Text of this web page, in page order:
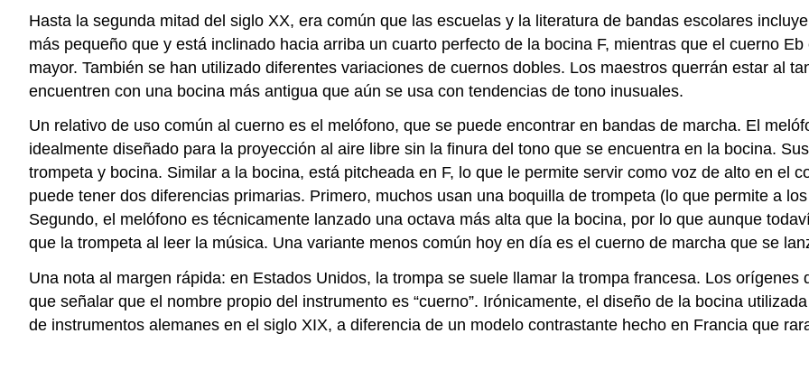
Hasta la segunda mitad del siglo XX, era común que las escuelas y la literatura de bandas escolares
más pequeño que y está inclinado hacia arriba un cuarto perfecto de la bocina F, mientras que el cuerno
mayor. También se han utilizado diferentes variaciones de cuernos dobles. Los maestros querrán estar al
encuentren con una bocina más antigua que aún se usa con tendencias de tono inusuales.
Un relativo de uso común al cuerno es el melófono, que se puede encontrar en bandas de marcha. El
idealmente diseñado para la proyección al aire libre sin la finura del tono que se encuentra en la bocina.
trompeta y bocina. Similar a la bocina, está pitcheada en F, lo que le permite servir como voz de alto en el
puede tener dos diferencias primarias. Primero, muchos usan una boquilla de trompeta (lo que permite a
Segundo, el melófono es técnicamente lanzado una octava más alta que la bocina, por lo que aunque
que la trompeta al leer la música. Una variante menos común hoy en día es el cuerno de marcha que se
Una nota al margen rápida: en Estados Unidos, la trompa se suele llamar la trompa francesa. Los orígenes
que señalar que el nombre propio del instrumento es “cuerno”. Irónicamente, el diseño de la bocina
de instrumentos alemanes en el siglo XIX, a diferencia de un modelo contrastante hecho en Francia que